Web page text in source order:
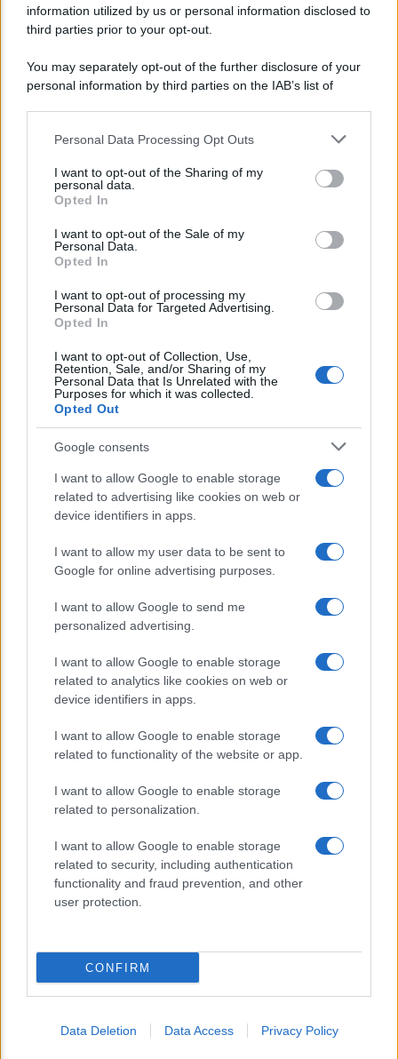
information utilized by us or personal information disclosed to
third parties prior to your opt-out.
You may separately opt-out of the further disclosure of your
personal information by third parties on the IAB’s list of
This information may also be disclosed by us to third parties
disclose it to other third parties.
Please note that this website/app uses one or more Google
services and may gather and store information including but
not limited to your visit or usage behaviour. You may click to
grant or deny consent to Google and its third-party tags to
consent section.
Personal Data Processing Opt Outs
I want to opt-out of the Sharing of my
personal data.
Opted In
I want to opt-out of the Sale of my
Personal Data.
Opted In
I want to opt-out of processing my
Personal Data for Targeted Advertising.
Opted In
I want to opt-out of Collection, Use,
Retention, Sale, and/or Sharing of my
Personal Data that Is Unrelated with the
Purposes for which it was collected.
Opted Out
Google consents
I want to allow Google to enable storage
related to advertising like cookies on web or
device identifiers in apps.
I want to allow my user data to be sent to
Google for online advertising purposes.
I want to allow Google to send me
personalized advertising.
I want to allow Google to enable storage
related to analytics like cookies on web or
device identifiers in apps.
I want to allow Google to enable storage
related to functionality of the website or app.
I want to allow Google to enable storage
related to personalization.
I want to allow Google to enable storage
related to security, including authentication
functionality and fraud prevention, and other
user protection.
CONFIRM
Data Deletion Data Access Privacy Policy
Euro digitale: la nuova frontiera per pagamenti, costi
e sicurezza
Lo sapevi che...
Stipendi in Svizzera nel 2026: quanto
si guadagna davvero tra cantoni e
settori
Bonus assunzioni madri: al via lo
sgravio fino a 8.000 euro
Euro digitale: la nuova frontiera per
CONTATTI
© 2026 - Appuntieconomia.it : Il Portale Della Divulgazione
Economico-Finanziaria. - P.IVA 04827280654
PRIVACY E NOTIFICHE